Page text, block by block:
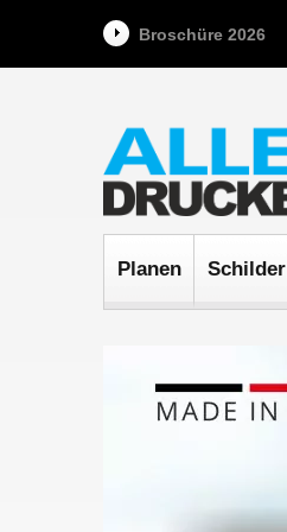
Broschüre 2026
Planen Schilder